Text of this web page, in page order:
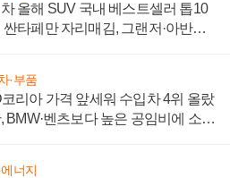
올해 SUV 국내 베스트셀러 톱10
싼타페만 자리매김, 그랜저·아반떼
·부품
리아 가격 앞세워 수입차 4위 올랐
BMW·벤츠보다 높은 공임비에 소비
너지